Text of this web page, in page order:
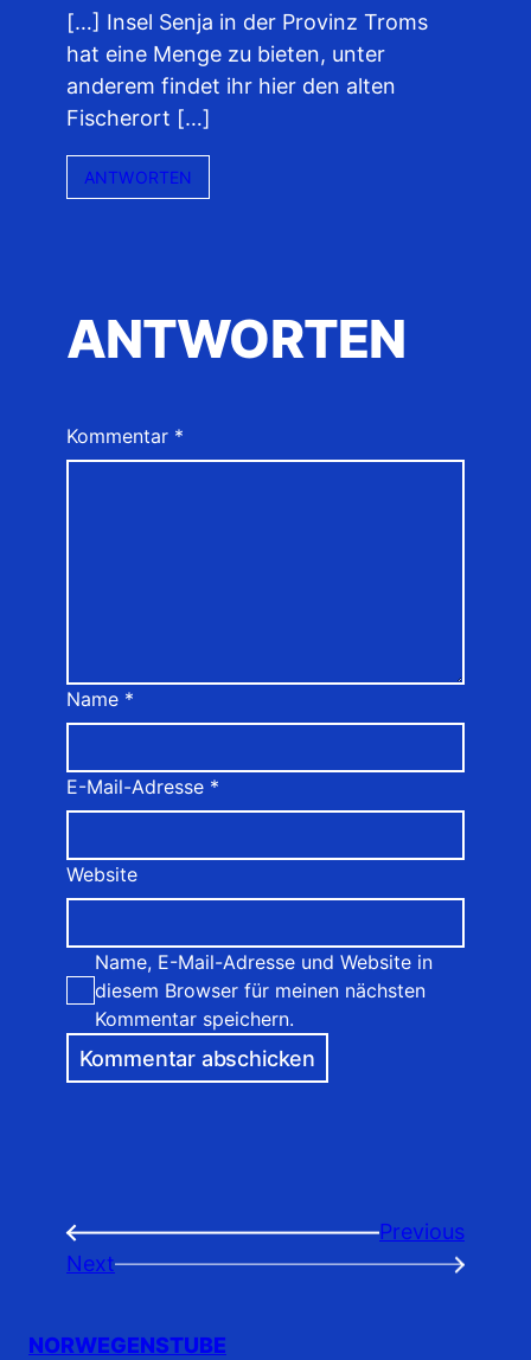
[…] Insel Senja in der Provinz Troms
hat eine Menge zu bieten, unter
anderem findet ihr hier den alten
Fischerort […]
ANTWORTEN
ANTWORTEN
Kommentar *
Name *
E-Mail-Adresse *
Website
Name, E-Mail-Adresse und Website in
diesem Browser für meinen nächsten
Kommentar speichern.
←
Previous
Next
→
NORWEGENSTUBE